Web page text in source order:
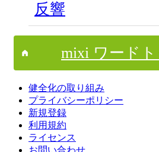
反響
mixi ワード
健全化の取り組み
プライバシーポリシー
新規登録
利用規約
ライセンス